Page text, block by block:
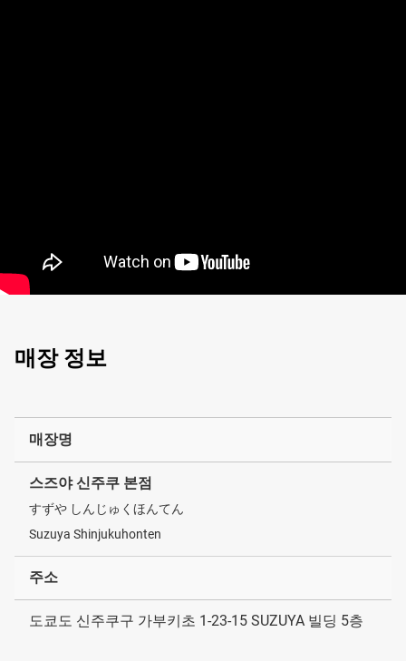
매장 정보
매장명
스즈야 신주쿠 본점
すずや しんじゅくほんてん
Suzuya Shinjukuhonten
주소
도쿄도 신주쿠구 가부키초 1-23-15 SUZUYA 빌딩 5층